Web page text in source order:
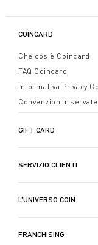
COINCARD
Che cos'è Coincard
FAQ Coincard
Informativa Privacy
Convenzioni riservate
GIFT CARD
SERVIZIO CLIENTI
L’UNIVERSO COIN
FRANCHISING